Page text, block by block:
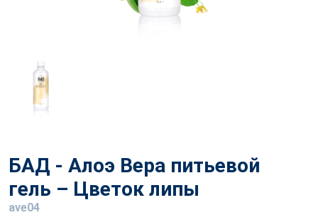
БАД - Алоэ Вера питьевой
гель – Цветок липы
ave04